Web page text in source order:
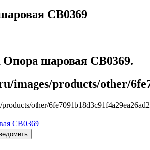
CB0369
шаровая CB0369.
images/products/other/
products/other/